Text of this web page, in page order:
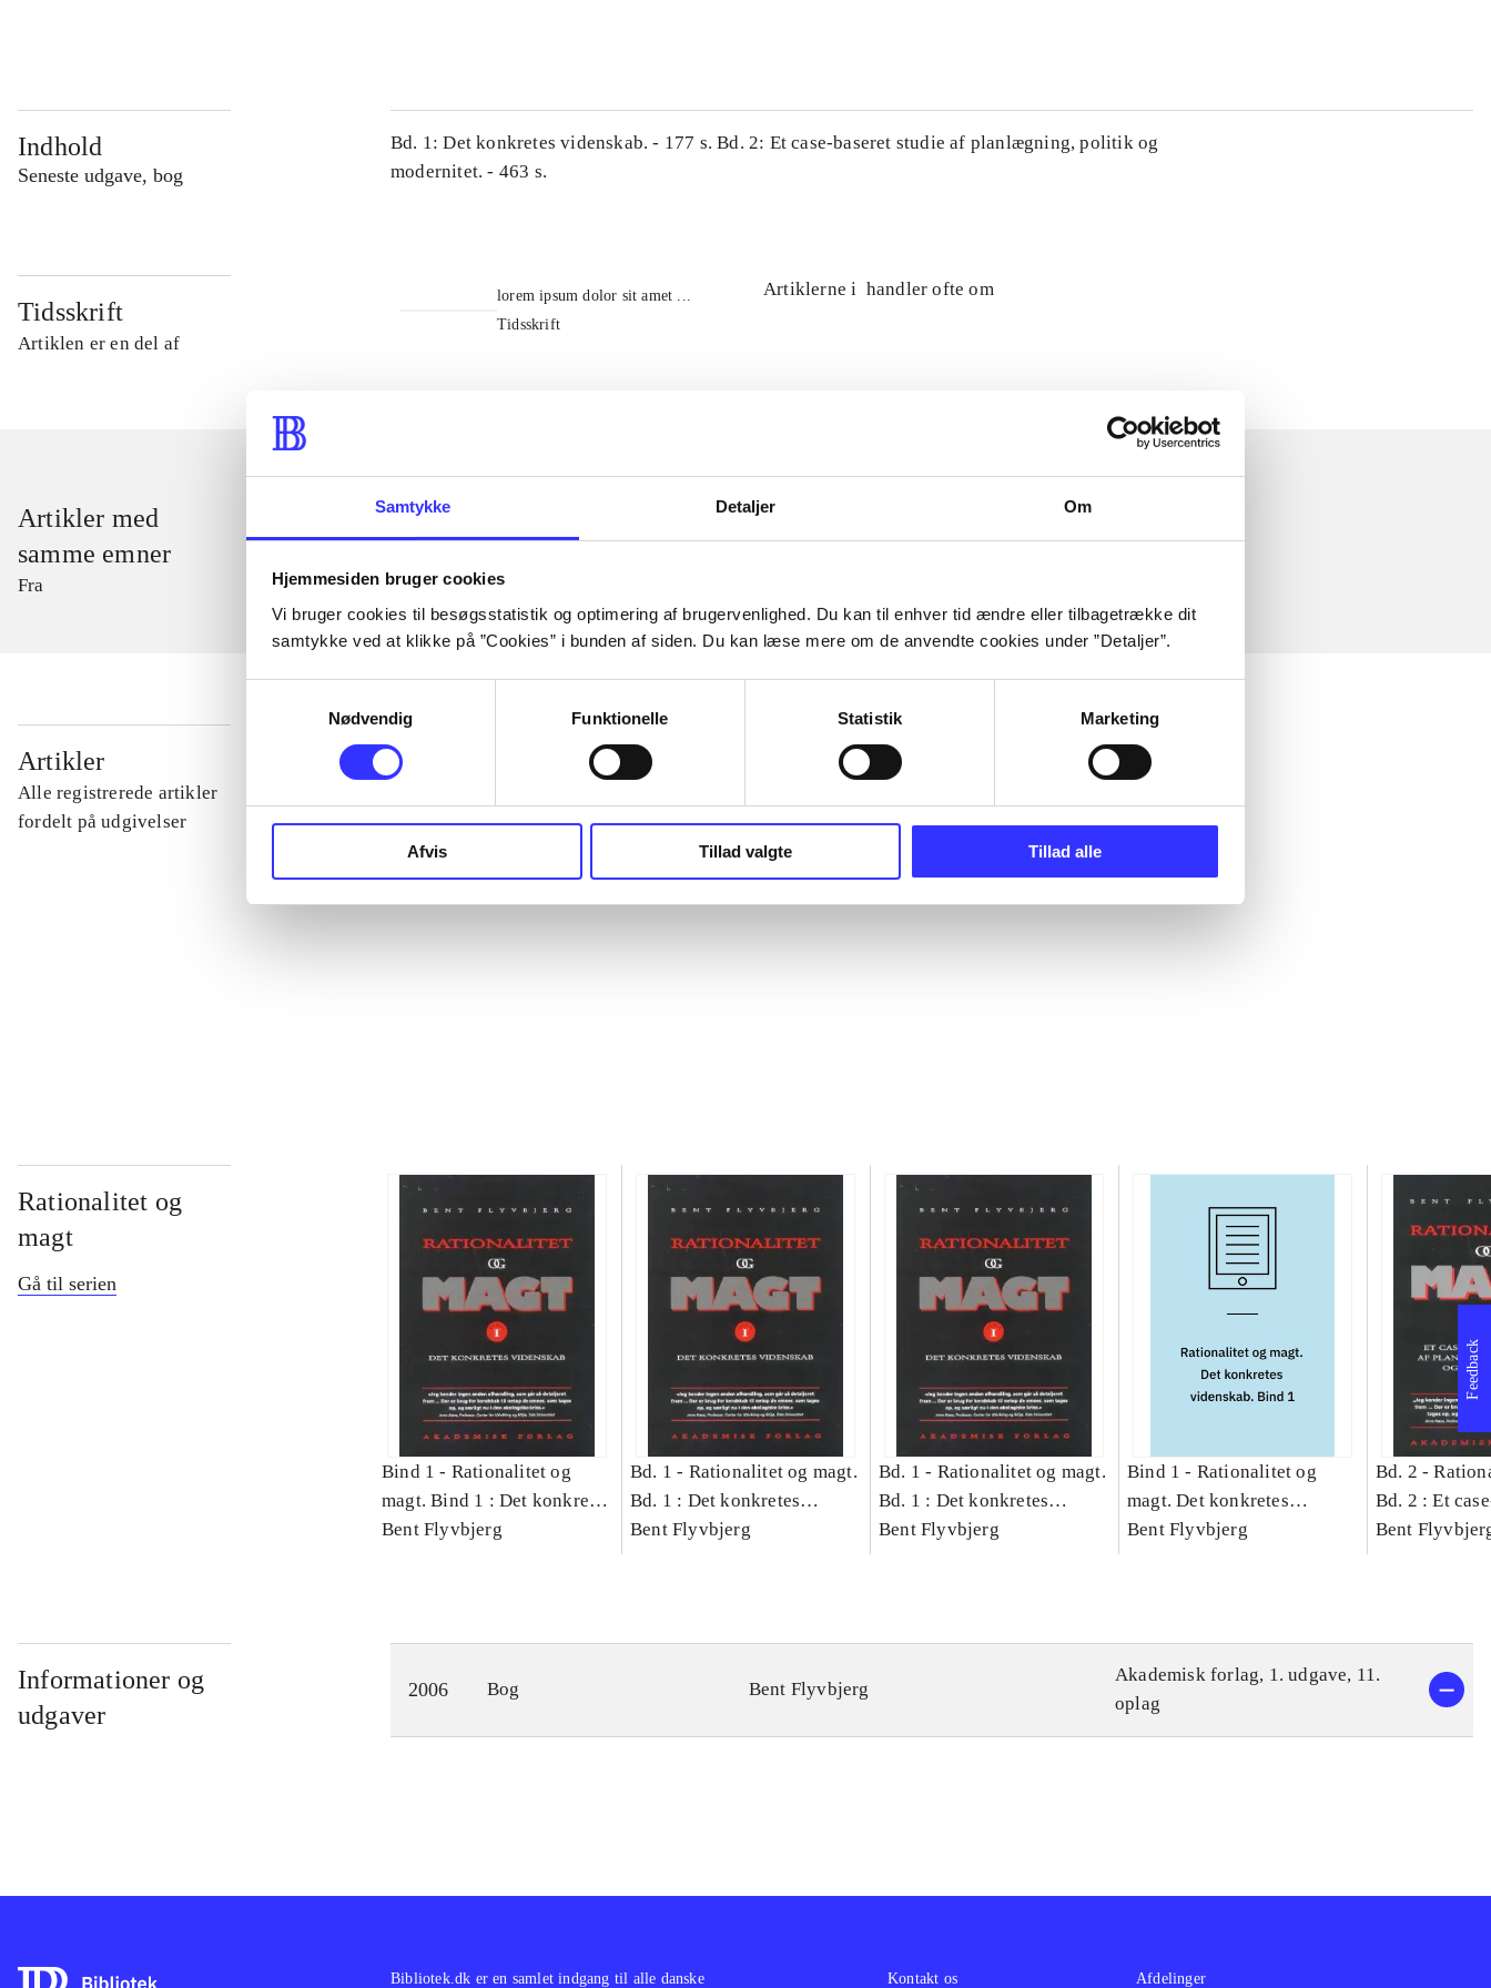
Samtykke Detaljer Om
Hjemmesiden bruger cookies
Vi bruger cookies til besøgsstatistik og optimering af brugervenlighed. Du kan til enhver tid ændre eller tilbagetrække dit
samtykke ved at klikke på ”Cookies” i bunden af siden. Du kan læse mere om de anvendte cookies under ”Detaljer”.
Nødvendig
Funktionelle Statistik Marketing
Afvis Tillad valgte Tillad alle
Indhold
Seneste udgave, bog
Bd. 1: Det konkretes videnskab. - 177 s. Bd. 2: Et case-baseret studie af planlægning, politik og
modernitet. - 463 s.
Tidsskrift
Artiklen er en del af
lorem ipsum dolor sit amet ...
Tidsskrift
Artiklerne i handler ofte om
Artikler med
samme emner
Fra
Artikler
Alle registrerede artikler
fordelt på udgivelser
...
Rationalitet og
magt
Gå til serien
Bind 1 - Rationalitet og
magt. Bind 1 : Det konkretes
videnskab
Bent Flyvbjerg
Bd. 1 - Rationalitet og magt.
Bd. 1 : Det konkretes
videnskab
Bent Flyvbjerg
Bd. 1 - Rationalitet og magt.
Bd. 1 : Det konkretes
videnskab
Bent Flyvbjerg
Bind 1 - Rationalitet og
magt. Det konkretes
videnskab. Bind 1
Bent Flyvbjerg
Bd. 2 -
Bd. 2 : Et
studie af
Bent
Informationer og
udgaver
2006 Bog Bent Flyvbjerg
Akademisk forlag, 1. udgave, 11.
oplag
Feedback
Bibliotek.dk er en samlet indgang til alle danske Kontakt os Afdelinger